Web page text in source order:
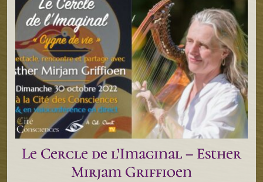
Le Cercle de l’Imaginal – Esther
Mirjam Griffioen